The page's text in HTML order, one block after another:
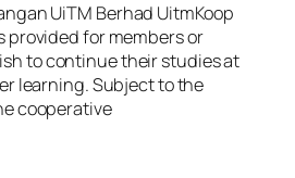
UiTM Berhad UitmKoop
provided for members or
to continue their studies at
learning. Subject to the
cooperative